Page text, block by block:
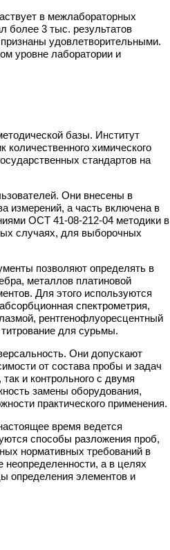
в межлабораторных
более 3 тыс. результатов
удовлетворительными.
уровне лаборатории и
базы. Институт
количественного химического
стандартов на
Они внесены в
измерений, а часть включена в
ОСТ 41-08-212-04 методики в
случаях, для выборочных
позволяют определять в
металлов платиновой
Для этого используются
спектрометрия,
рентгенофлуоресцентный
для сурьмы.
Они допускают
от состава пробы и задач
и контрольного с двумя
замены оборудования,
практического применения.
время ведется
способы разложения проб,
нормативных требований в
неопределенности, а в целях
определения элементов и
Отправить